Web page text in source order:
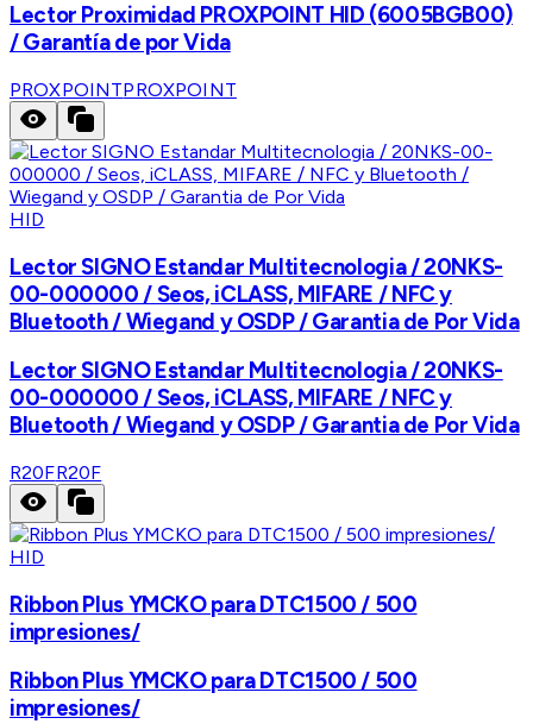
Lector Proximidad PROXPOINT HID (6005BGB00)
/ Garantía de por Vida
PROXPOINTPROXPOINT
HID
Lector SIGNO Estandar Multitecnologia / 20NKS-
00-000000 / Seos, iCLASS, MIFARE / NFC y
Bluetooth / Wiegand y OSDP / Garantia de Por Vida
Lector SIGNO Estandar Multitecnologia / 20NKS-
00-000000 / Seos, iCLASS, MIFARE / NFC y
Bluetooth / Wiegand y OSDP / Garantia de Por Vida
R20FR20F
HID
Ribbon Plus YMCKO para DTC1500 / 500
impresiones/
Ribbon Plus YMCKO para DTC1500 / 500
impresiones/